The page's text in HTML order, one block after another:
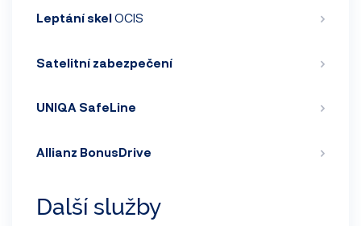
Leptání skelOCIS
Satelitní zabezpečení
UNIQA SafeLine
Allianz BonusDrive
Další služby